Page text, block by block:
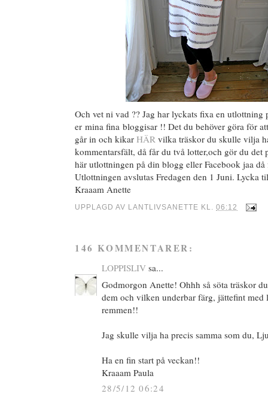
Och vet ni vad ?? Jag har lyckats fixa en utlottning
er mina fina bloggisar !! Det du behöver göra för
går in och kikar HÄR vilka träskor du skulle vilja
kommentarsfält, då får du två lotter,och gör du
här utlottningen på din blogg eller Facebook jaa
Utlottningen avslutas Fredagen den 1 Juni. Lycka
Kraaam Anette
UPPLAGD AV LANTLIVSANETTE KL.06:12
146 KOMMENTARER:
LOPPISLIV sa...
Godmorgon Anette! Ohhh så söta träskor
dem och vilken underbar färg, jättefint med
remmen!!
Jag skulle vilja ha precis samma som du,
Ha en fin start på veckan!!
Kraaam Paula
28/5/12 06:24